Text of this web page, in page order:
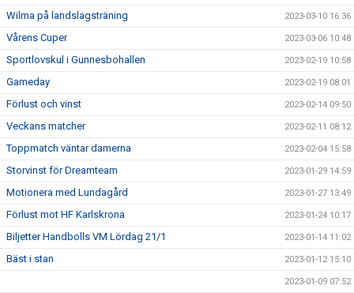
Wilma på landslagsträning 2023-03-10 16:36
Vårens Cuper 2023-03-06 10:48
Sportlovskul i Gunnesbohallen 2023-02-19 10:58
Gameday 2023-02-19 08:01
Förlust och vinst 2023-02-14 09:50
Veckans matcher 2023-02-11 08:12
Toppmatch väntar damerna 2023-02-04 15:58
Storvinst för Dreamteam 2023-01-29 14:59
Motionera med Lundagård 2023-01-27 13:49
Förlust mot HF Karlskrona 2023-01-24 10:17
Biljetter Handbolls VM Lördag 21/1 2023-01-14 11:02
Bäst i stan 2023-01-12 15:10
2023-01-09 07:52